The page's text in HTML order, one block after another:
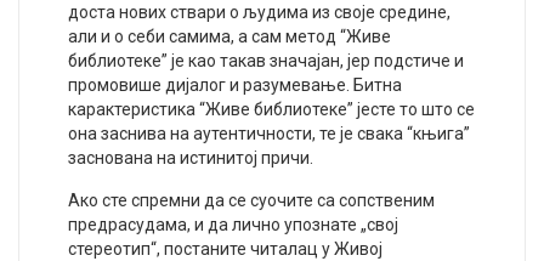
доста нових ствари о људима из своје средине,
али и о себи самима, а сам метод “Живе
библиотеке” је као такав значајан, јер подстиче и
промовише дијалог и разумевање. Битна
карактеристика “Живе библиотеке” јесте то што се
она заснива на аутентичности, те је свака “књига”
заснована на истинитој причи.
Ако сте спремни да се суочите са сопственим
предрасудама, и да лично упознате „свој
стереотип“, постаните читалац у Живој